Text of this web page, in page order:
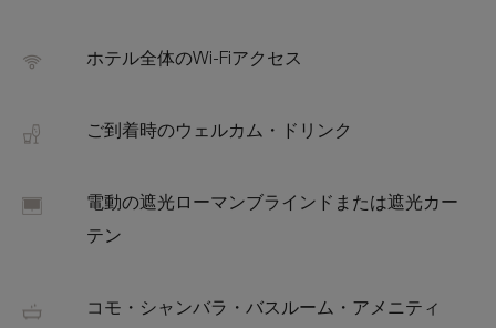
ホテル全体のWi-Fiアクセス
ご到着時のウェルカム・ドリンク
電動の遮光ローマンブラインドまたは遮光カー
テン
コモ・シャンバラ・バスルーム・アメニティ